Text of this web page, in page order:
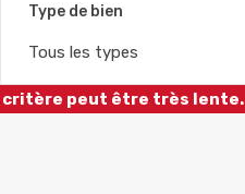
Type de bien
Tous les types
critère peut être très lente.